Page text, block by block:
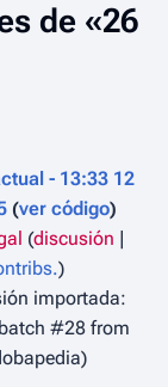
de «26
- 13:33 12
ver código
(discusión |
)
importada:
#28 from